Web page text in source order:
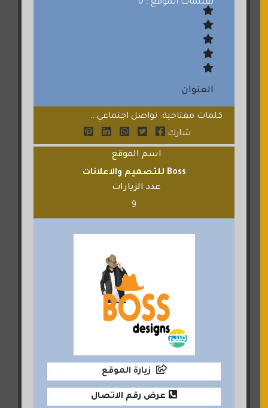
تقييمات الموقع : 0
العنوان
كلمات مفتاحية: تواصل اجتماعي...
شارك
اسم الموقع
Boss للتصميم والاعلانات
عدد الزيارات
9
زيارة الموقع
عرض رقم الاتصال